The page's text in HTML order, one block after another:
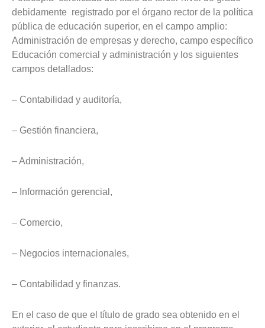
debidamente registrado por el órgano rector de la política
pública de educación superior, en el campo amplio:
Administración de empresas y derecho, campo específico
Educación comercial y administración y los siguientes
campos detallados:
– Contabilidad y auditoría,
– Gestión financiera,
– Administración,
– Información gerencial,
– Comercio,
– Negocios internacionales,
– Contabilidad y finanzas.
En el caso de que el título de grado sea obtenido en el